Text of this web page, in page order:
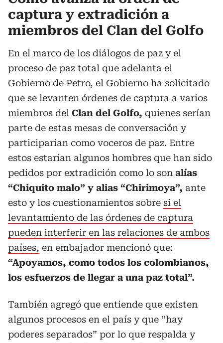
captura y extradición a
miembros del Clan del Golfo
En el marco de los diálogos de paz y el
proceso de paz total que adelanta el
Gobierno de Petro, el Gobierno ha solicitado
que se levanten órdenes de captura a varios
miembros del Clan del Golfo, quienes serían
parte de estas mesas de conversación y
participarían como voceros de paz. Entre
estos estarían algunos hombres que han sido
pedidos por extradición como lo son alías
“Chiquito malo” y alias “Chirimoya”, ante
esto y los cuestionamientos sobre si el
levantamiento de las órdenes de captura
pueden interferir en las relaciones de ambos
países, en embajador mencionó que:
“Apoyamos, como todos los colombianos,
los esfuerzos de llegar a una paz total”.
También agregó que entiende que existen
algunos procesos en el país y que “hay
poderes separados” por lo que respalda y